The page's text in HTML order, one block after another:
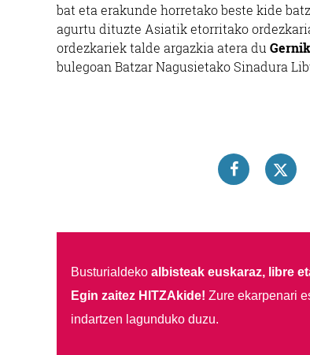
bat eta erakunde horretako beste kide
agurtu dituzte Asiatik etorritako
ordezkariek talde argazkia atera du
bulegoan Batzar Nagusietako Sinadura
Busturialdeko albisteak euskaraz, libre
Egin zaitez HITZAkide! Zure ekarpenari
indartzen lagunduko duzu.